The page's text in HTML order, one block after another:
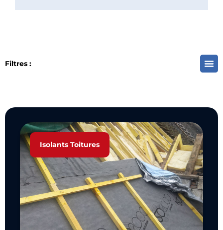
Filtres :
Isolants Toitures